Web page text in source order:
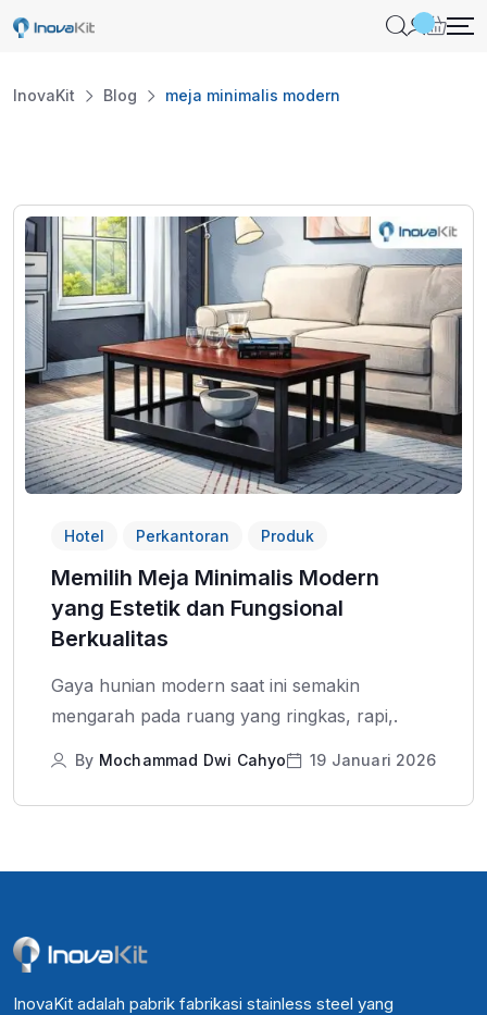
Skip
InovaKit Blog meja minimalis modern
Hotel Perkantoran Produk
Memilih Meja Minimalis Modern
yang Estetik dan Fungsional
Berkualitas
Gaya hunian modern saat ini semakin
mengarah pada ruang yang ringkas, rapi,.
By Mochammad Dwi Cahyo 19 Januari 2026
InovaKit adalah pabrik fabrikasi stainless steel yang